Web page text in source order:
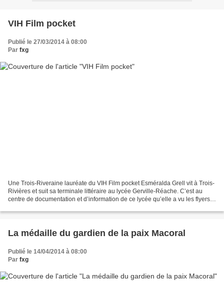
VIH Film pocket
Publié le 27/03/2014 à 08:00
Par fxg
Une Trois-Riveraine lauréate du VIH Film pocket Esméralda Grell vit à Trois-
Rivières et suit sa terminale littéraire au lycée Gerville-Réache. C’est au
centre de documentation et d’information de ce lycée qu’elle a vu les flyers
La médaille du gardien de la paix Macoral
Publié le 14/04/2014 à 08:00
Par fxg